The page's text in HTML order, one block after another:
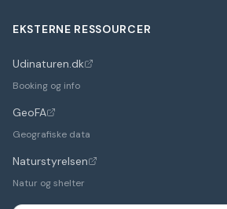
EKSTERNE RESSOURCER
Udinaturen.dk
(åbner i nyt faneblad)
Booking og info
GeoFA
(åbner i nyt faneblad)
Geografiske data
Naturstyrelsen
(åbner i nyt faneblad)
Natur og shelter